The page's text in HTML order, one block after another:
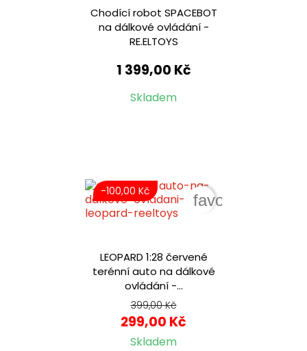
Chodící robot SPACEBOT
na dálkové ovládání -
RE.ELTOYS
1 399,00 Kč
Skladem
LEOPARD 1:28 červené
terénní auto na dálkové
ovládání -...
399,00 Kč
299,00 Kč
Skladem
-100,00 Kč
favorite_border